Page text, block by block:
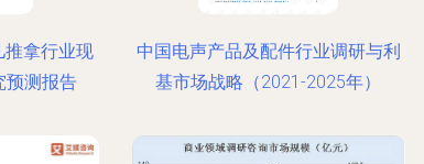
推拿行业现
预测报告
中国电声产品及配件行业调研与利
基市场战略（2021-2025年）